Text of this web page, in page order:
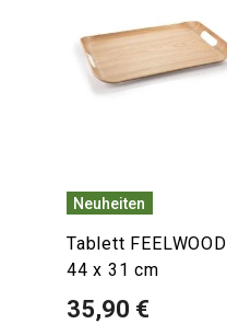
Neuheiten
Tablett FEELWOOD
44 x 31 cm
35,90 €